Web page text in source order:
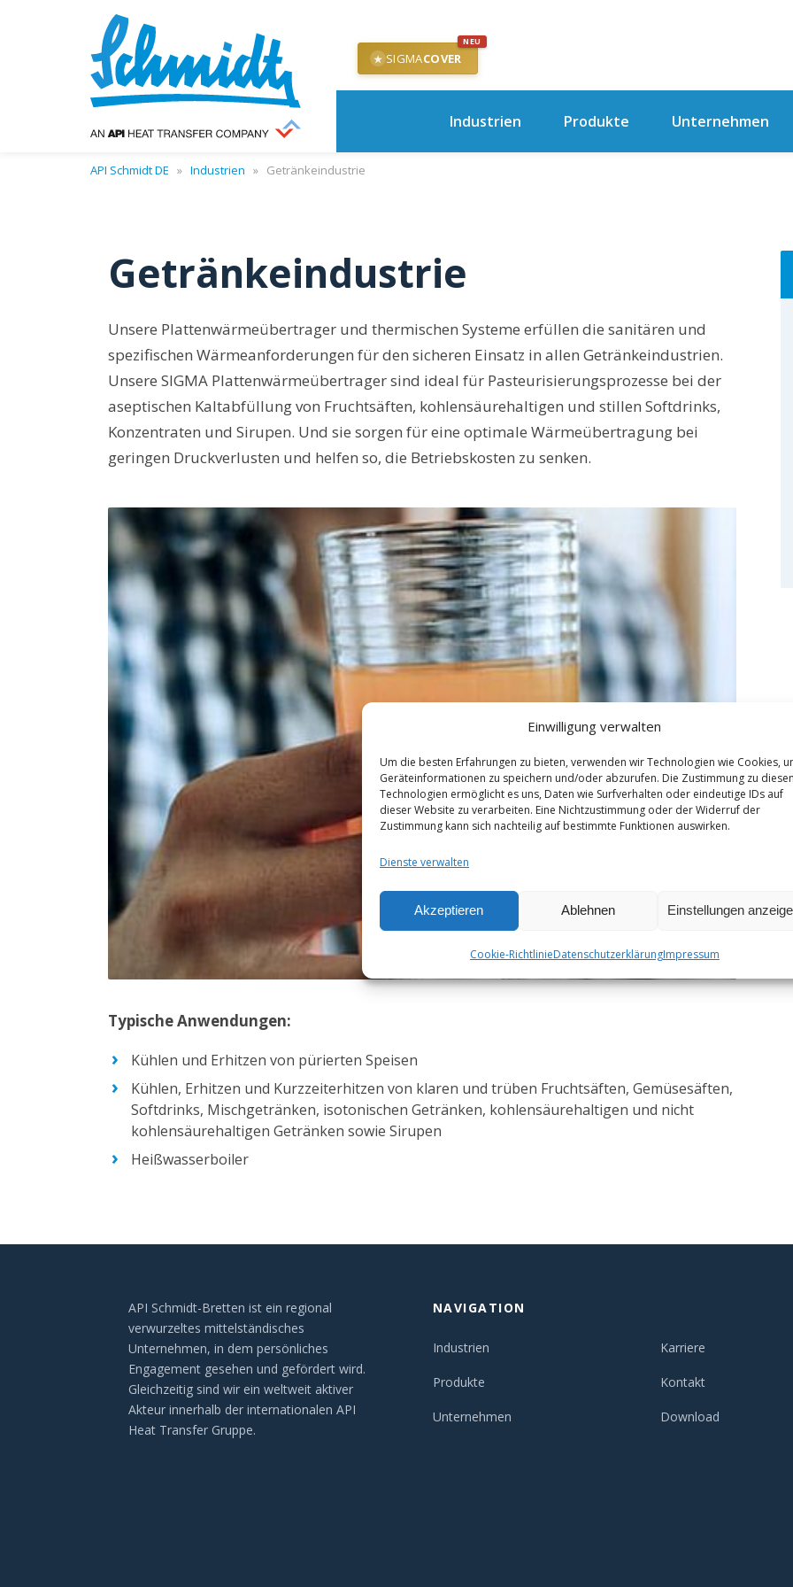
Einwilligung verwalten
Um die besten Erfahrungen zu bieten, verwenden wir Technologien wie Cookies,
Geräteinformationen zu speichern und/oder abzurufen. Die Zustimmung zu
Technologien ermöglicht es uns, Daten wie Surfverhalten oder eindeutige IDs auf
dieser Website zu verarbeiten. Eine Nichtzustimmung oder der Widerruf der
Zustimmung kann sich nachteilig auf bestimmte Funktionen auswirken.
Dienste verwalten
Akzeptieren Ablehnen Einstellungen
Cookie-RichtlinieDatenschutzerklärungImpressum
★ SIGMACOVER
NEU
Industrien Produkte Unternehmen
API Schmidt DE » Industrien » Getränkeindustrie
Getränkeindustrie
Unsere Plattenwärmeübertrager und thermischen Systeme erfüllen die sanitären und
spezifischen Wärmeanforderungen für den sicheren Einsatz in allen Getränkeindustrien.
Unsere SIGMA Plattenwärmeübertrager sind ideal für Pasteurisierungsprozesse bei der
aseptischen Kaltabfüllung von Fruchtsäften, kohlensäurehaltigen und stillen Softdrinks,
Konzentraten und Sirupen. Und sie sorgen für eine optimale Wärmeübertragung bei
geringen Druckverlusten und helfen so, die Betriebskosten zu senken.
Typische Anwendungen:
Kühlen und Erhitzen von pürierten Speisen
Kühlen, Erhitzen und Kurzzeiterhitzen von klaren und trüben Fruchtsäften, Gemüsesäften,
Softdrinks, Mischgetränken, isotonischen Getränken, kohlensäurehaltigen und nicht
kohlensäurehaltigen Getränken sowie Sirupen
Heißwasserboiler
API Schmidt-Bretten ist ein regional
verwurzeltes mittelständisches
Unternehmen, in dem persönliches
Engagement gesehen und gefördert wird.
Gleichzeitig sind wir ein weltweit aktiver
Akteur innerhalb der internationalen API
Heat Transfer Gruppe.
NAVIGATION
Industrien
Produkte
Unternehmen
Karriere
Kontakt
Download